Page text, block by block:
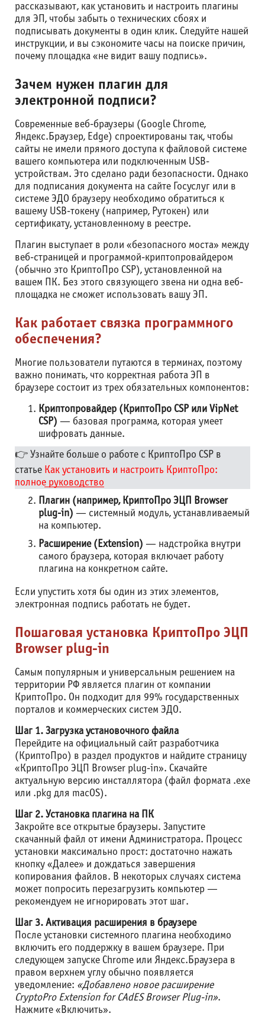
рассказывают, как установить и настроить плагины
для ЭП, чтобы забыть о технических сбоях и
подписывать документы в один клик. Следуйте нашей
инструкции, и вы сэкономите часы на поиске причин,
почему площадка «не видит вашу подпись».
Зачем нужен плагин для
электронной подписи?
Современные веб-браузеры (Google Chrome,
Яндекс.Браузер, Edge) спроектированы так, чтобы
сайты не имели прямого доступа к файловой системе
вашего компьютера или подключенным USB-
устройствам. Это сделано ради безопасности. Однако
для подписания документа на сайте Госуслуг или в
системе ЭДО браузеру необходимо обратиться к
вашему USB-токену (например, Рутокен) или
сертификату, установленному в реестре.
Плагин выступает в роли «безопасного моста» между
веб-страницей и программой-криптопровайдером
(обычно это КриптоПро CSP), установленной на
вашем ПК. Без этого связующего звена ни одна веб-
площадка не сможет использовать вашу ЭП.
Как работает связка программного
обеспечения?
Многие пользователи путаются в терминах, поэтому
важно понимать, что корректная работа ЭП в
браузере состоит из трех обязательных компонентов:
Криптопровайдер (КриптоПро CSP или VipNet
CSP) — базовая программа, которая умеет
шифровать данные.
👉 Узнайте больше о работе с КриптоПро CSP в
статье Как установить и настроить КриптоПро:
полное руководство
Плагин (например, КриптоПро ЭЦП Browser
plug-in) — системный модуль, устанавливаемый
на компьютер.
Расширение (Extension) — надстройка внутри
самого браузера, которая включает работу
плагина на конкретном сайте.
Если упустить хотя бы один из этих элементов,
электронная подпись работать не будет.
Пошаговая установка КриптоПро ЭЦП
Browser plug-in
Самым популярным и универсальным решением на
территории РФ является плагин от компании
КриптоПро. Он подходит для 99% государственных
порталов и коммерческих систем ЭДО.
Шаг 1. Загрузка установочного файла
Перейдите на официальный сайт разработчика
(КриптоПро) в раздел продуктов и найдите страницу
«КриптоПро ЭЦП Browser plug-in». Скачайте
актуальную версию инсталлятора (файл формата .exe
или .pkg для macOS).
Шаг 2. Установка плагина на ПК
Закройте все открытые браузеры. Запустите
скачанный файл от имени Администратора. Процесс
установки максимально прост: достаточно нажать
кнопку «Далее» и дождаться завершения
копирования файлов. В некоторых случаях система
может попросить перезагрузить компьютер —
рекомендуем не игнорировать этот шаг.
Шаг 3. Активация расширения в браузере
После установки системного плагина необходимо
включить его поддержку в вашем браузере. При
следующем запуске Chrome или Яндекс.Браузера в
правом верхнем углу обычно появляется
уведомление: «Добавлено новое расширение
CryptoPro Extension for CAdES Browser Plug-in».
Нажмите «Включить».